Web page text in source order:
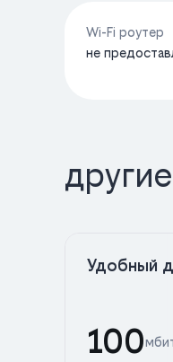
Wi-Fi роутер
не
Удобный
100